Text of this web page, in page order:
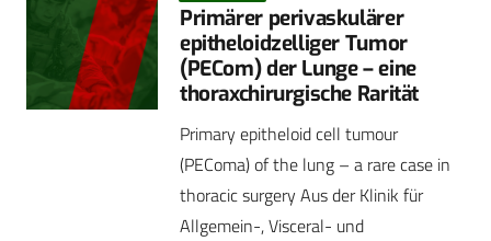
Primärer perivaskulärer
epitheloidzelliger Tumor
(PECom) der Lunge – eine
thoraxchirurgische Rarität
Primary epitheloid cell tumour
(PEComa) of the lung – a rare case in
thoracic surgery Aus der Klinik für
Allgemein-, Visceral- und